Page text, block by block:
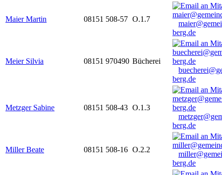
Maier Martin 08151 508-57 O.1.7
berg.de
Meier Silvia 08151 970490 Bücherei
berg.de
Metzger Sabine 08151 508-43 O.1.3
berg.de
Miller Beate 08151 508-16 O.2.2
berg.de